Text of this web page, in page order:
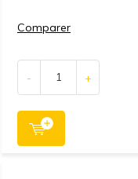
Comparer
- +